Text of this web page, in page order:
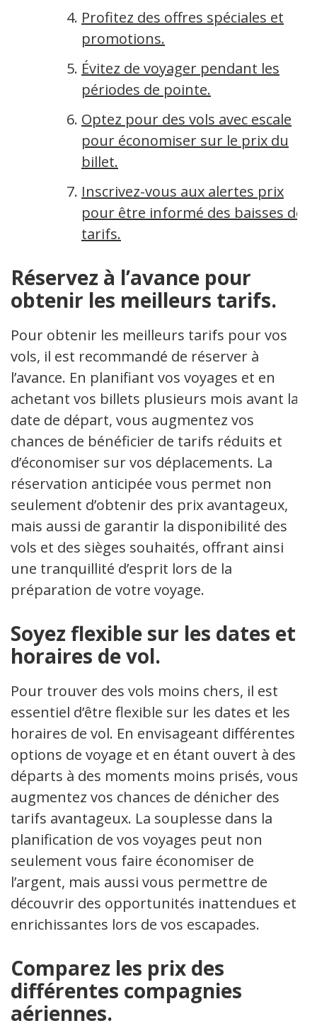
Profitez des offres spéciales et
promotions.
Évitez de voyager pendant les
périodes de pointe.
Optez pour des vols avec escale
pour économiser sur le prix du
billet.
Inscrivez-vous aux alertes prix
pour être informé des baisses de
tarifs.
Réservez à l’avance pour
obtenir les meilleurs tarifs.
Pour obtenir les meilleurs tarifs pour vos
vols, il est recommandé de réserver à
l’avance. En planifiant vos voyages et en
achetant vos billets plusieurs mois avant la
date de départ, vous augmentez vos
chances de bénéficier de tarifs réduits et
d’économiser sur vos déplacements. La
réservation anticipée vous permet non
seulement d’obtenir des prix avantageux,
mais aussi de garantir la disponibilité des
vols et des sièges souhaités, offrant ainsi
une tranquillité d’esprit lors de la
préparation de votre voyage.
Soyez flexible sur les dates et
horaires de vol.
Pour trouver des vols moins chers, il est
essentiel d’être flexible sur les dates et les
horaires de vol. En envisageant différentes
options de voyage et en étant ouvert à des
départs à des moments moins prisés, vous
augmentez vos chances de dénicher des
tarifs avantageux. La souplesse dans la
planification de vos voyages peut non
seulement vous faire économiser de
l’argent, mais aussi vous permettre de
découvrir des opportunités inattendues et
enrichissantes lors de vos escapades.
Comparez les prix des
différentes compagnies
aériennes.